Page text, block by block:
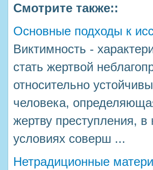
Смотрите также::
Основные подходы к
Виктимность -
стать жертвой
относительно
человека,
жертву преступления,
условиях соверш ...
Нетрадиционные